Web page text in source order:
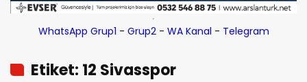
WhatsApp Grup1 - Grup2- WA Kanal - Telegram
Etiket: 12 Sivasspor